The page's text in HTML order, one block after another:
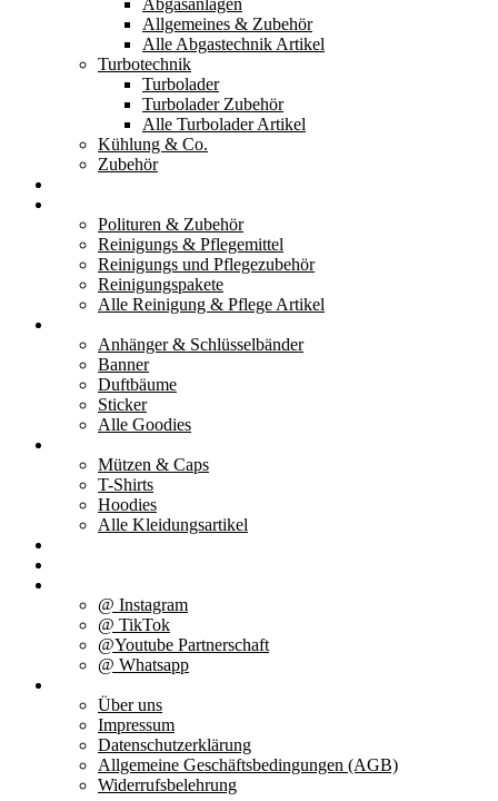
Abgasanlagen
Allgemeines & Zubehör
Alle Abgastechnik Artikel
Turbotechnik
Turbolader
Turbolader Zubehör
Alle Turbolader Artikel
Kühlung & Co.
Zubehör
Polituren & Zubehör
Reinigungs & Pflegemittel
Reinigungs und Pflegezubehör
Reinigungspakete
Alle Reinigung & Pflege Artikel
Anhänger & Schlüsselbänder
Banner
Duftbäume
Sticker
Alle Goodies
Mützen & Caps
T-Shirts
Hoodies
Alle Kleidungsartikel
@ Instagram
@ TikTok
@Youtube Partnerschaft
@ Whatsapp
Über uns
Impressum
Datenschutzerklärung
Allgemeine Geschäftsbedingungen (AGB)
Widerrufsbelehrung